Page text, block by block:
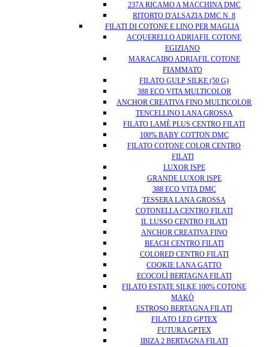
237A RICAMO A MACCHINA DMC
RITORTO D'ALSAZIA DMC N. 8
FILATI DI COTONE E LINO PER MAGLIA
ACQUERELLO ADRIAFIL COTONE
EGIZIANO
MARACAIBO ADRIAFIL COTONE
FIAMMATO
FILATO GULP SILKE (50 G)
388 ECO VITA MULTICOLOR
ANCHOR CREATIVA FINO MULTICOLOR
TENCELLINO LANA GROSSA
FILATO LAMÈ PLUS CENTRO FILATI
100% BABY COTTON DMC
FILATO COTONE COLOR CENTRO
FILATI
LUXOR ISPE
GRANDE LUXOR ISPE
388 ECO VITA DMC
TESSERA LANA GROSSA
COTONELLA CENTRO FILATI
IL LUSSO CENTRO FILATI
ANCHOR CREATIVA FINO
BEACH CENTRO FILATI
COLORED CENTRO FILATI
COOKIE LANA GATTO
ECOCOLÌ BERTAGNA FILATI
FILATO ESTATE SILKE 100% COTONE
MAKÒ
ESTROSO BERTAGNA FILATI
FILATO LED GPTEX
FUTURA GPTEX
IBIZA 2 BERTAGNA FILATI